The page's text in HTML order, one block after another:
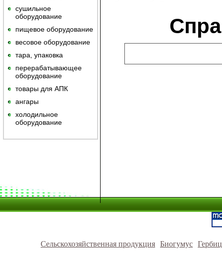
сушильное
оборудование
пищевое оборудование
весовое оборудование
тара, упаковка
перерабатывающее
оборудование
товары для АПК
ангары
холодильное
оборудование
Сельскохозяйственная продукция Биогумус